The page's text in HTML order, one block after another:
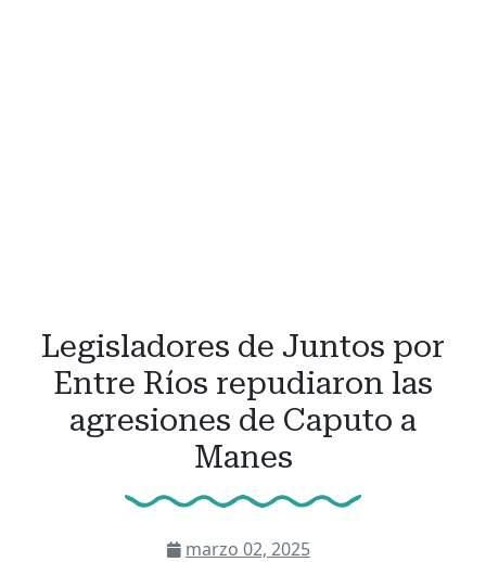
Legisladores de Juntos por
Entre Ríos repudiaron las
agresiones de Caputo a
Manes
marzo 02, 2025